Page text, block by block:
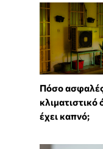
Πόσο ασφαλές
κλιματιστικό
έχει καπνό;